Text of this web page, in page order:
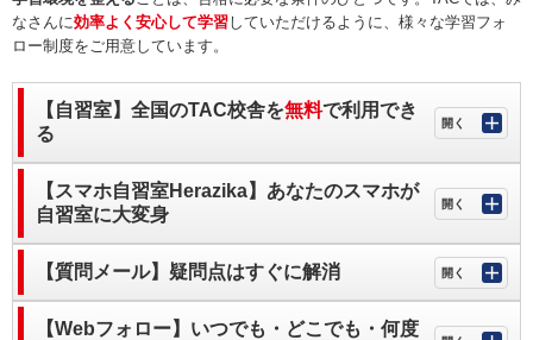
なさんに効率よく安心して学習していただけるように、様々な学習フォ
ロー制度をご用意しています。
【自習室】全国のTAC校舎を無料で利用でき
る
【スマホ自習室Herazika】あなたのスマホが
自習室に大変身
【質問メール】疑問点はすぐに解消
【Webフォロー】いつでも・どこでも・何度